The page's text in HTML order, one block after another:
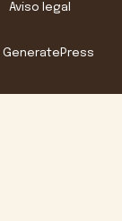
Aviso legal
GeneratePress